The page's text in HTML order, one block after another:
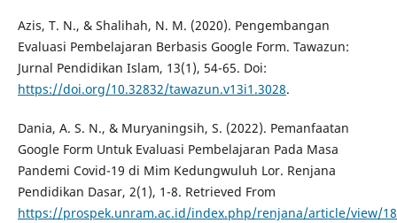
Azis, T. N., & Shalihah, N. M. (2020). Pengembangan
Evaluasi Pembelajaran Berbasis Google Form. Tawazun:
Jurnal Pendidikan Islam, 13(1), 54-65. Doi:
https://doi.org/10.32832/tawazun.v13i1.3028.
Dania, A. S. N., & Muryaningsih, S. (2022). Pemanfaatan
Google Form Untuk Evaluasi Pembelajaran Pada Masa
Pandemi Covid-19 di Mim Kedungwuluh Lor. Renjana
Pendidikan Dasar, 2(1), 1-8. Retrieved From
https://prospek.unram.ac.id/index.php/renjana/article/view/